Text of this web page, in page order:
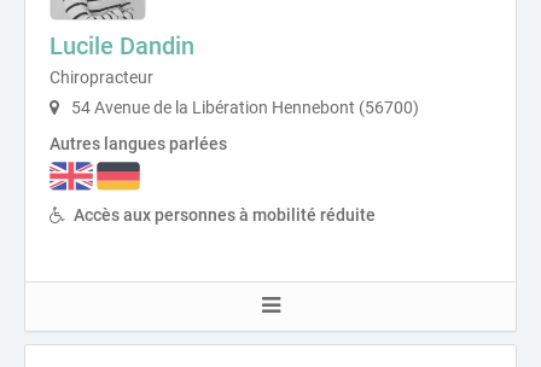
Lucile Dandin
Chiropracteur
54 Avenue de la Libération Hennebont (56700)
Autres langues parlées
Accès aux personnes à mobilité réduite